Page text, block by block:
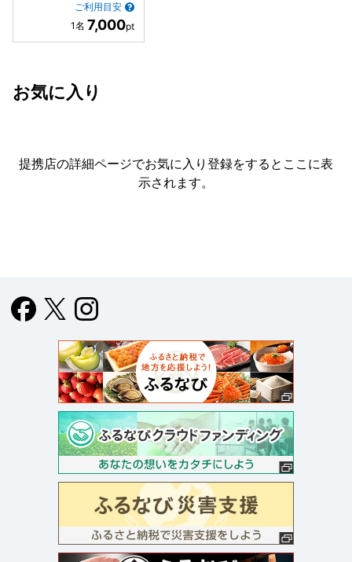
ご利用目安
7,000
お気に入り
提携店の詳細ページでお気に入り登録をすると ここに表
示されます。